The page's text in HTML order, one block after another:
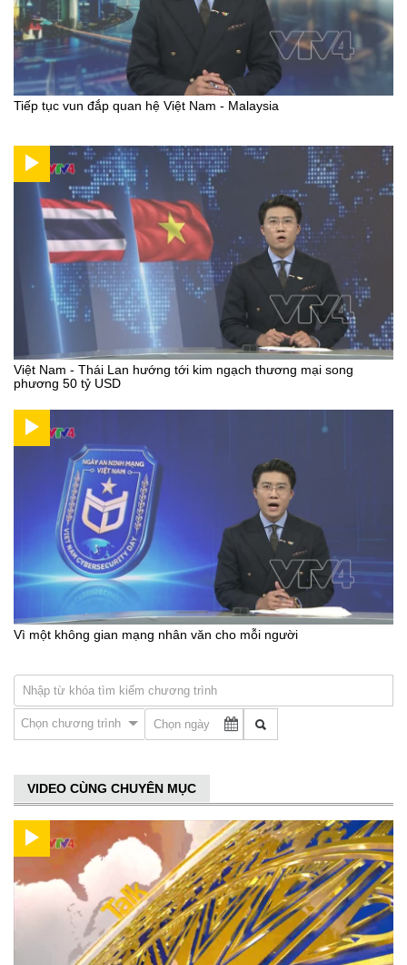
Tiếp tục vun đắp quan hệ Việt Nam - Malaysia
Việt Nam - Thái Lan hướng tới kim ngạch thương mại song
phương 50 tỷ USD
Vì một không gian mạng nhân văn cho mỗi người
Chọn chương trình
VIDEO CÙNG CHUYÊN MỤC